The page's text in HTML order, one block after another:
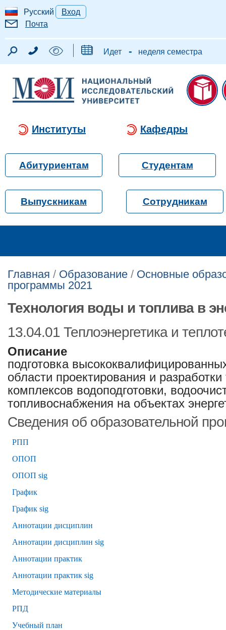
Русский
Вход
Почта
Идет - неделя семестра
Институты Кафедры
Абитуриентам Студентам
Выпускникам Сотрудникам
Главная / Образование / Основные
программы 2021
Технология воды и топлива в
13.04.01 Теплоэнергетика и
Описание
подготовка
области проектирования и разработки
комплексов водоподготовки,
топливоснабжения на объектах
Сведения об образовательной
РПП
ОПОП
ОПОП sig
График
График sig
Аннотации дисциплин
Аннотации дисциплин sig
Аннотации практик
Аннотации практик sig
Методические материалы
РПД
Учебный план